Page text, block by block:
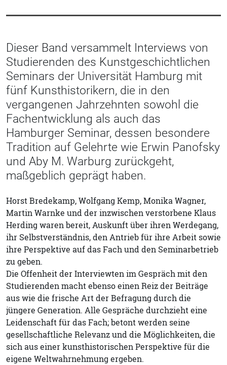
Dieser Band versammelt Interviews von
Studierenden des Kunstgeschichtlichen
Seminars der Universität Hamburg mit
fünf Kunsthistorikern, die in den
vergangenen Jahrzehnten sowohl die
Fachentwicklung als auch das
Hamburger Seminar, dessen besondere
Tradition auf Gelehrte wie Erwin Panofsky
und Aby M. Warburg zurückgeht,
maßgeblich geprägt haben.
Horst Bredekamp, Wolfgang Kemp, Monika Wagner,
Martin Warnke und der inzwischen verstorbene Klaus
Herding waren bereit, Auskunft über ihren Werdegang,
ihr Selbstverständnis, den Antrieb für ihre Arbeit sowie
ihre Perspektive auf das Fach und den Seminarbetrieb
zu geben.
Die Offenheit der Interviewten im Gespräch mit den
Studierenden macht ebenso einen Reiz der Beiträge
aus wie die frische Art der Befragung durch die
jüngere Generation. Alle Gespräche durchzieht eine
Leidenschaft für das Fach; betont werden seine
gesellschaftliche Relevanz und die Möglichkeiten, die
sich aus einer kunsthistorischen Perspektive für die
eigene Weltwahrnehmung ergeben.